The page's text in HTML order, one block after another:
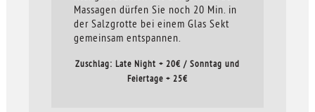
Massagen dürfen Sie noch 20 Min. in
der Salzgrotte bei einem Glas Sekt
gemeinsam entspannen.
Zuschlag: Late Night + 20€ / Sonntag und
Feiertage + 25€